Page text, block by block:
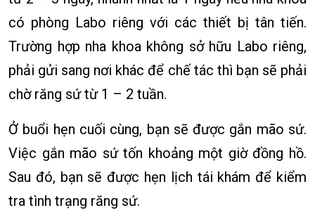
có phòng Labo riêng với các thiết bị tân tiến.
Trường hợp nha khoa không sở hữu Labo riêng,
phải gửi sang nơi khác để chế tác thì bạn sẽ phải
chờ răng sứ từ 1 – 2 tuần.
Ở buổi hẹn cuối cùng, bạn sẽ được gắn mão sứ.
Việc gắn mão sứ tốn khoảng một giờ đồng hồ.
Sau đó, bạn sẽ được hẹn lịch tái khám để kiểm
tra tình trạng răng sứ.